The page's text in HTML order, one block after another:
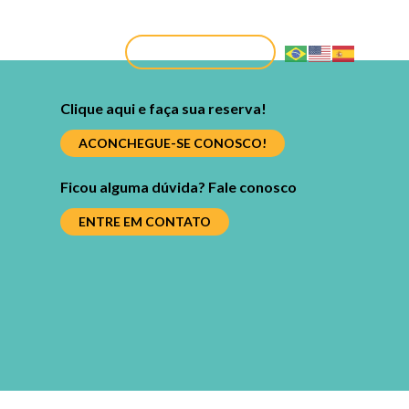
Clique aqui e faça sua reserva!
ACONCHEGUE-SE CONOSCO!
Ficou alguma dúvida? Fale conosco
ENTRE EM CONTATO